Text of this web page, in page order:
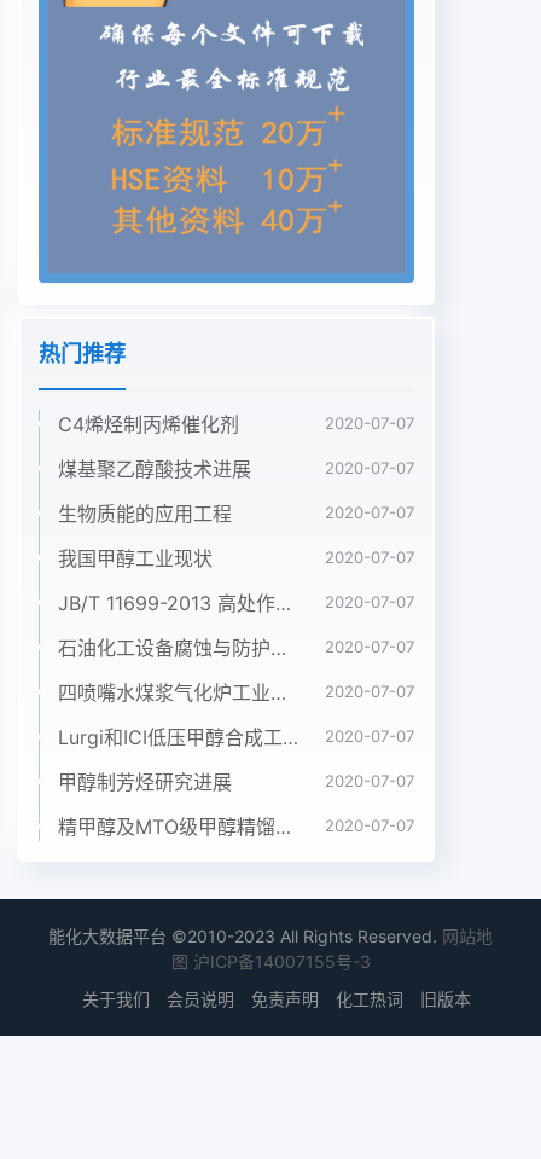
.OHOCHCH=C(CH)2.OCH2CH=C(CH)2IICHO+
BrCH2CH=C(CH)2 KxCO3, actoKOH,
ethanol6CH2CH=C(CH)2IIICOCH=CH-O-
0CH2CH=C(CH)2HO0OCH2CO中国煤化工》
MHCNMHGFig.1 The synthetic route of the
target compound收稿日期2005-02-28作者简仿
数綱( 1968- )男(汉族)辽宁大连人副教授主要从事新
药设计与研究开发,Tel. 024-23986421 ,E-
mailsjwang-99 @ yahoo . com. cn。418沈阳药科
无水乙醇重结晶。熔点测定毛细管(自制),ARX-300
核磁共振得到黄色固体11.06 g ,收率为75.2% ,mp
142~仪(美国Bruker 公司),1100四极杆液相色谱-质
146 C(文献[3 ]:收率74% )。'H-NMR( CDC]3 )δ :
OCH2CH=C ( CH3 )λ1.84(d ,6H ,溴代异戊烯和2'
A-二羟基苯乙酮(工业级市-
纯,市售)。OCH2CH=dCH3) x 2 ) 4.79 ( s,
2H,-0CH2C0OH入5.48( m 2H ,- 0CH2CH-
=CCH3) x2方法与结果2)6.55(d ,1H , - COCH=CH
入6.67( dd ,1H ,2.1 4(3-甲基2-丁烯基)氧基苯甲醛
的合成ArH入6.94(d,2H，ArH)7.24(d,1H,将10
g(0.040 mol )对羟基苯甲醛和13.2 g-COCH=CH )
酸钾溶于10 mL丙酮中，室 温ArH)7.78(d,H ,ArH)。
MS m/z :451[M+ H]+。下搅拌30 min后滴入11
g(0.037 mol )溴代异戊烯搅拌5h。抽滤,减压蒸出丙
酮加入50 mL乙3讨论酸乙酯,用质量分数为10%的氢
氧化钾溶液洗涤，文献3在合成4-(3-甲基-2-丁烯基)
氧基苯水洗乙酸乙酯层，无水硫酸钠干燥过夜。过
热门推荐
C4烯烃制丙烯催化剂 2020-07-07
煤基聚乙醇酸技术进展 2020-07-07
生物质能的应用工程 2020-07-07
我国甲醇工业现状 2020-07-07
JB/T 11699-2013 高处作业吊篮安装、拆卸、使用技术规程 2020-07-07
石油化工设备腐蚀与防护参考书十本免费下载，绝版珍藏 2020-07-07
四喷嘴水煤浆气化炉工业应用情况简介 2020-07-07
Lurgi和ICI低压甲醇合成工艺比较 2020-07-07
甲醇制芳烃研究进展 2020-07-07
精甲醇及MTO级甲醇精馏工艺技术进展 2020-07-07
能化大数据平台 ©2010-2023 All Rights Reserved. 网站地
图 沪ICP备14007155号-3
关于我们
会员说明 免责声明 化工热词 旧版本